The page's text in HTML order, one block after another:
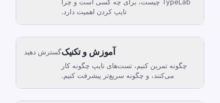
TypeLab چیست، برای چه کسی است و چرا
تایپ کردن اهمیت دارد.
آموزش و تکنیک
چگونه تمرین کنیم، تست‌های تایپ چگونه کار
می‌کنند، و چگونه سریع‌تر پیشرفت کنیم.
گسترش دهید